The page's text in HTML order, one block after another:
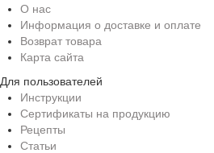
О нас
Информация о доставке и оплате
Возврат товара
Карта сайта
Для пользователей
Инструкции
Сертификаты на продукцию
Рецепты
Статьи